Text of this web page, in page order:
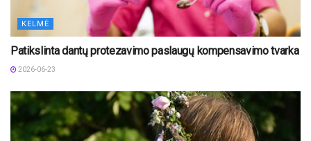
KELMĖ
Patikslinta dantų protezavimo paslaugų kompensavimo tvarka
2026-06-23